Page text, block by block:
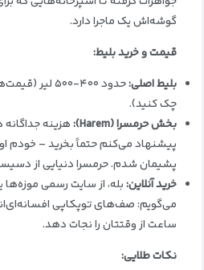
گوشه‌اش یک ماجرا دارد.
قیمت و خرید بلیط:
بلیط اصلی:
حدود ۴۰۰-۵۰۰
چک کنید).
بخش حرمسرا(Harem):
پیشنهاد می‌کنم حتماً بخرید – خودم
پشیمان شدم. حرمسرا دنیایی از
خرید آنلاین:بله، از سایت رسمی موزه‌ها
می‌گویم: صف‌های توپکاپی
ساعت از وقتتان را نجات دهد.
نکات طلایی: